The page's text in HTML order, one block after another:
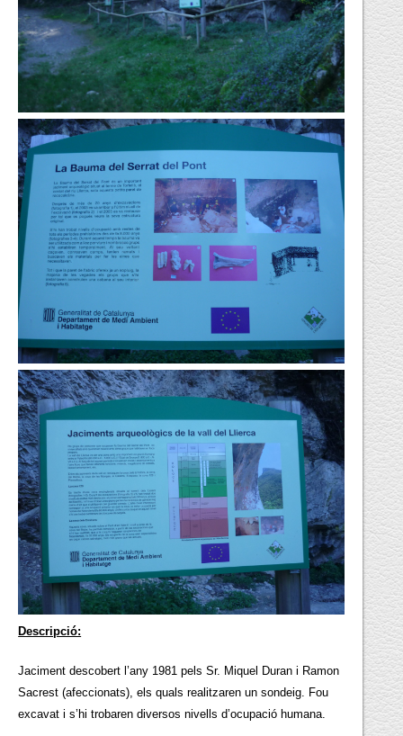
Descripció:
Jaciment descobert l’any 1981 pels Sr. Miquel Duran i Ramon
Sacrest (afeccionats), els quals realitzaren un sondeig. Fou
excavat i s’hi trobaren diversos nivells d’ocupació humana.